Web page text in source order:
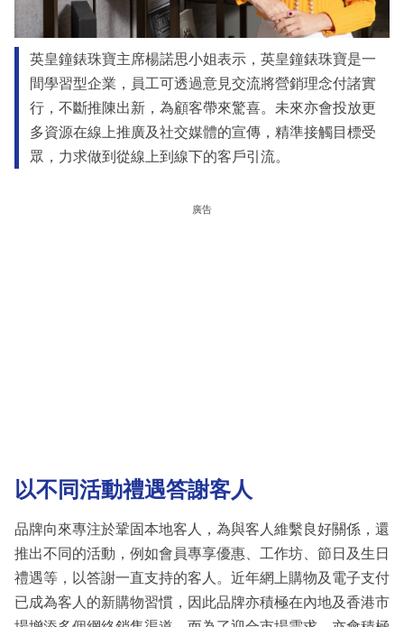
英皇鐘錶珠寶主席楊諾思小姐表示，英皇鐘錶珠寶是一
間學習型企業，員工可透過意見交流將營銷理念付諸實
行，不斷推陳出新，為顧客帶來驚喜。未來亦會投放更
多資源在線上推廣及社交媒體的宣傳，精準接觸目標受
眾，力求做到從線上到線下的客戶引流。
廣告
以不同活動禮遇答謝客人
品牌向來專注於鞏固本地客人，為與客人維繫良好關係，還
推出不同的活動，例如會員專享優惠、工作坊、節日及生日
禮遇等，以答謝一直支持的客人。近年網上購物及電子支付
已成為客人的新購物習慣，因此品牌亦積極在內地及香港市